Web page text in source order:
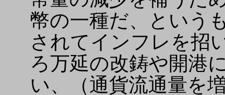
幣の一種だ、という
されてインフレを招
ろ万延の改鋳や開港
い、（通貨流通量を